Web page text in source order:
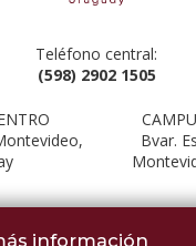
información
Teléfono central:
(598) 2902 1505
Bvar.